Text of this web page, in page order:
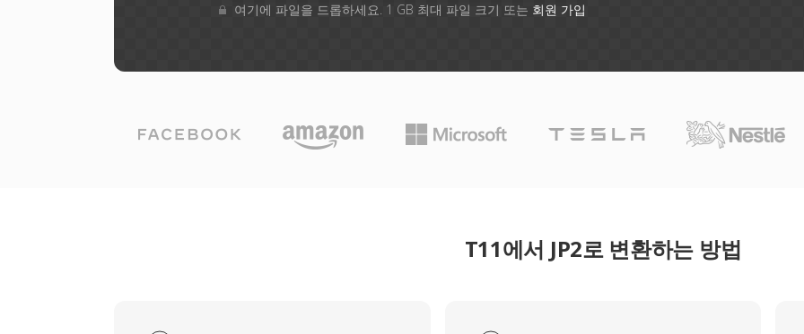
여기에 파일을 드롭하세요. 1 GB 최대 파일 크기 또는 회원 가입
T11에서 JP2로 변환하는 방법